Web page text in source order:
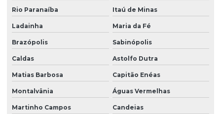
Rio Paranaíba Itaú de Minas
Ladainha Maria da Fé
Brazópolis Sabinópolis
Caldas Astolfo Dutra
Matias Barbosa Capitão Enéas
Montalvânia Águas Vermelhas
Martinho Campos Candeias